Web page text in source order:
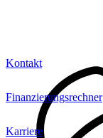
Kontakt
Finanzierungsrechner
Karriere